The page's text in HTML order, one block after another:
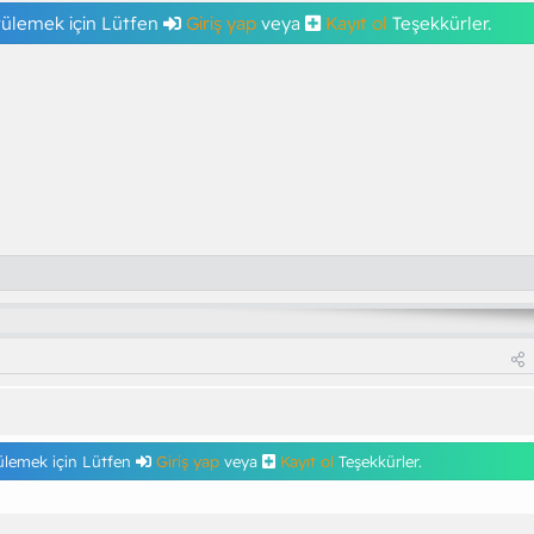
için Lütfen Giriş yap veya Kayıt ol Teşekkürler.
için Lütfen Giriş yap veya Kayıt ol Teşekkürler.